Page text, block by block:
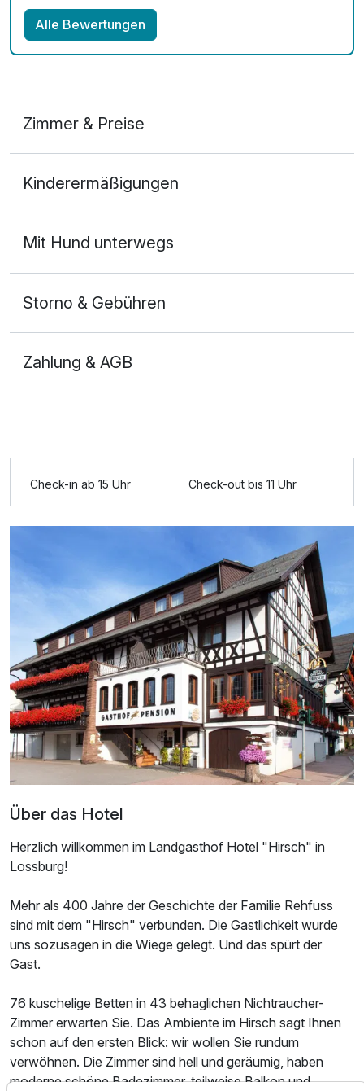
Alle Bewertungen
Zimmer & Preise
2 Erwachsene
Doppelzimmer Komfort Balkon
2 Erwachsene
Ausstattung
Doppelzimmer mit Balkon
Kinderermäßigungen
Mit Hund unterwegs
Storno & Gebühren
Zahlung & AGB
Check-in ab 15 Uhr Check-out bis 11 Uhr
Über das Hotel
Herzlich willkommen im Landgasthof Hotel "Hirsch" in
Lossburg!
Mehr als 400 Jahre der Geschichte der Familie Rehfuss
sind mit dem "Hirsch" verbunden. Die Gastlichkeit wurde
uns sozusagen in die Wiege gelegt. Und das spürt der
Gast.
76 kuschelige Betten in 43 behaglichen Nichtraucher-
Zimmer erwarten Sie. Das Ambiente im Hirsch sagt Ihnen
schon auf den ersten Blick: wir wollen Sie rundum
verwöhnen. Die Zimmer sind hell und geräumig, haben
moderne schöne Badezimmer, teilweise Balkon und